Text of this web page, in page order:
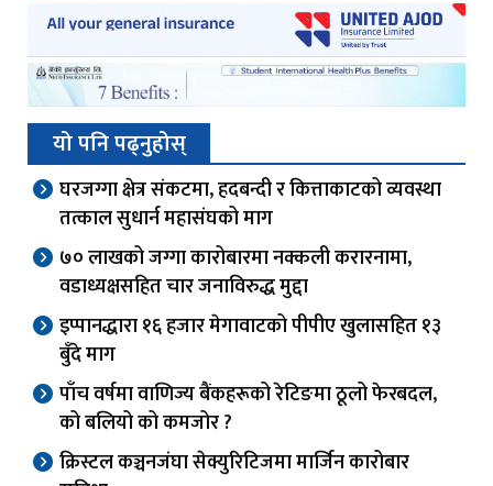
यो पनि पढ्नुहोस्
घरजग्गा क्षेत्र संकटमा, हदबन्दी र कित्ताकाटको व्यवस्था
तत्काल सुधार्न महासंघको माग
७० लाखको जग्गा कारोबारमा नक्कली करारनामा,
वडाध्यक्षसहित चार जनाविरुद्ध मुद्दा
इप्पानद्धारा १६ हजार मेगावाटको पीपीए खुलासहित १३
बुँदे माग
पाँच वर्षमा वाणिज्य बैंकहरूको रेटिङमा ठूलो फेरबदल,
को बलियो को कमजोर ?
क्रिस्टल कञ्चनजंघा सेक्युरिटिजमा मार्जिन कारोबार